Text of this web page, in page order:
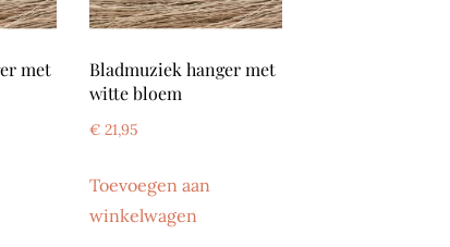
met
Bladmuziek hanger met
witte bloem
€ 21,95
Toevoegen aan
winkelwagen